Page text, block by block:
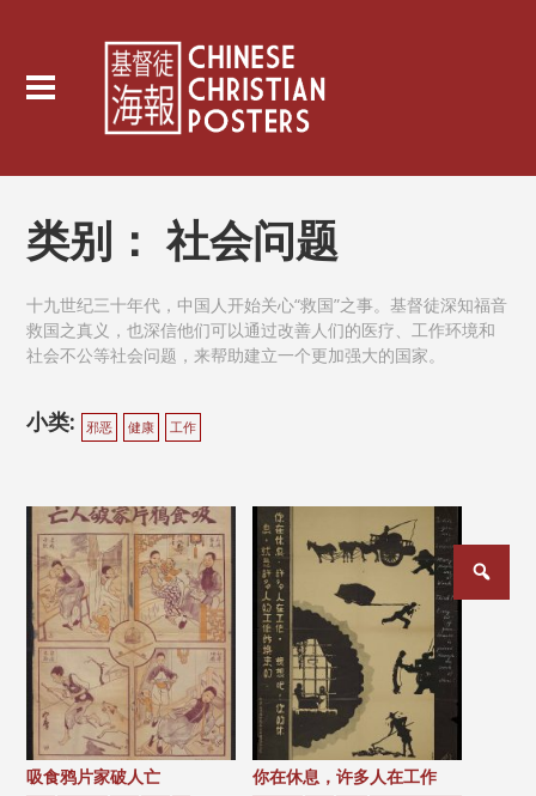
类别：社会问题
十九世纪三十年代，中国人开始关心“救国”之事。基督徒深知福音
救国之真义，也深信他们可以通过改善人们的医疗、工作环境和
社会不公等社会问题，来帮助建立一个更加强大的国家。
小类: 邪恶 健康 工作
吸食鸦片家破人亡 你在休息，许多人在工作
文
章
分
页